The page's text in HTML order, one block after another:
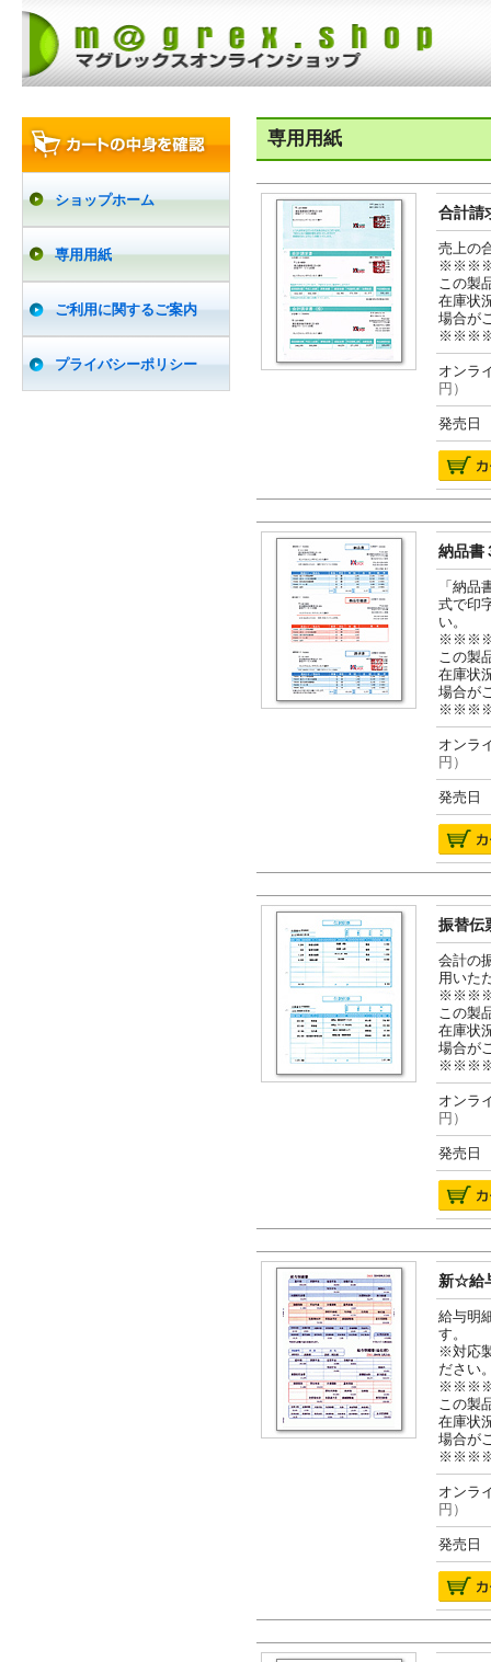
ショップホーム
専用用紙
ご利用に関するご案内
プライバシーポリシー
専用用紙
合計請
売上の
この製
在庫状
場合が
オン
円）
発売日
納品書
「納
式で印
い。
この製
在庫状
場合が
オン
円）
発売日
振替伝
会計の
用いた
この製
在庫状
場合が
オン
円）
発売日
新☆給
給与明
す。
※対応
ださい
この製
在庫状
場合が
オン
円）
発売日